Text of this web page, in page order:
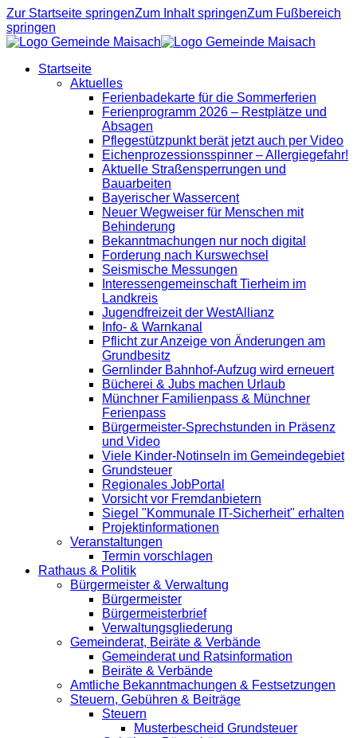
Zur Startseite springenZum Inhalt springenZum Fußbereich
springen
Startseite
Aktuelles
Ferienbadekarte für die Sommerferien
Ferienprogramm 2026 – Restplätze und
Absagen
Pflegestützpunkt berät jetzt auch per Video
Eichenprozessionsspinner – Allergiegefahr!
Aktuelle Straßensperrungen und
Bauarbeiten
Bayerischer Wassercent
Neuer Wegweiser für Menschen mit
Behinderung
Bekanntmachungen nur noch digital
Forderung nach Kurswechsel
Seismische Messungen
Interessengemeinschaft Tierheim im
Landkreis
Jugendfreizeit der WestAllianz
Info- & Warnkanal
Pflicht zur Anzeige von Änderungen am
Grundbesitz
Gernlinder Bahnhof-Aufzug wird erneuert
Bücherei & Jubs machen Urlaub
Münchner Familienpass & Münchner
Ferienpass
Bürgermeister-Sprechstunden in Präsenz
und Video
Viele Kinder-Notinseln im Gemeindegebiet
Grundsteuer
Regionales JobPortal
Vorsicht vor Fremdanbietern
Siegel "Kommunale IT-Sicherheit" erhalten
Projektinformationen
Veranstaltungen
Termin vorschlagen
Rathaus & Politik
Bürgermeister & Verwaltung
Bürgermeister
Bürgermeisterbrief
Verwaltungsgliederung
Gemeinderat, Beiräte & Verbände
Gemeinderat und Ratsinformation
Beiräte & Verbände
Amtliche Bekanntmachungen & Festsetzungen
Steuern, Gebühren & Beiträge
Steuern
Musterbescheid Grundsteuer